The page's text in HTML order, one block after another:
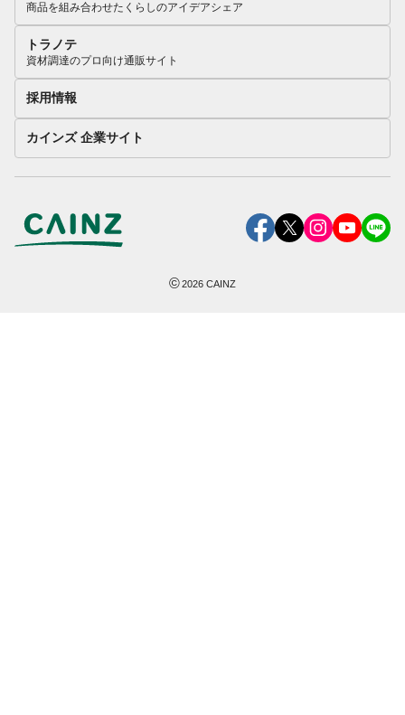
商品を組み合わせたくらしのアイデアシェア
トラノテ
資材調達のプロ向け通販サイト
採用情報
カインズ 企業サイト
©2026 CAINZ